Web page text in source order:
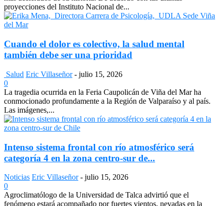
proyecciones del Instituto Nacional de...
Cuando el dolor es colectivo, la salud mental
también debe ser una prioridad
Salud Eric Villaseñor - julio 15, 2026
0
La tragedia ocurrida en la Feria Caupolicán de Viña del Mar ha
conmocionado profundamente a la Región de Valparaíso y al país.
Las imágenes,...
Intenso sistema frontal con río atmosférico será
categoría 4 en la zona centro-sur de...
Noticias Eric Villaseñor - julio 15, 2026
0
Agroclimatólogo de la Universidad de Talca advirtió que el
fenómeno estará acompañado por fuertes vientos, nevadas en la